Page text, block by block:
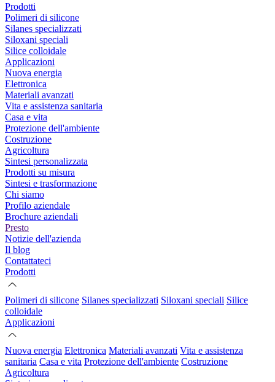
Prodotti
Polimeri di silicone
Silanes specializzati
Siloxani speciali
Silice colloidale
Applicazioni
Nuova energia
Elettronica
Materiali avanzati
Vita e assistenza sanitaria
Casa e vita
Protezione dell'ambiente
Costruzione
Agricoltura
Sintesi personalizzata
Prodotti su misura
Sintesi e trasformazione
Chi siamo
Profilo aziendale
Brochure aziendali
Presto
Notizie dell'azienda
Il blog
Contattateci
Prodotti
Polimeri di silicone Silanes specializzati Siloxani speciali Silice
colloidale
Applicazioni
Nuova energia Elettronica Materiali avanzati Vita e assistenza
sanitaria Casa e vita Protezione dell'ambiente Costruzione
Agricoltura